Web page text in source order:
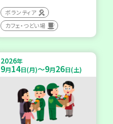
ボランティア
カフェ・つどい場
2026年
9月14日(月)～9月26日(土)